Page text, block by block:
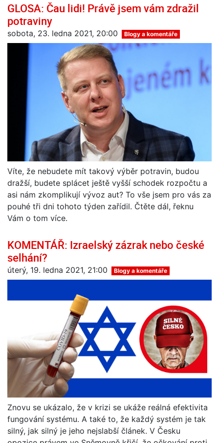
GLOSA: Čau lidi! Právě jsem vám zdražil
potraviny
sobota, 23. ledna 2021, 20:00 Blogy a komentáře
Víte, že nebudete mít takový výběr potravin, budou
dražší, budete splácet ještě vyšší schodek rozpočtu a
asi nám zkomplikují vývoz aut? To vše jsem pro vás za
pouhé tři dni tohoto týden zařídil. Čtěte dál, řeknu
Vám o tom více.
KOMENTÁŘ: Izraelský zázrak nebo české
selhání?
úterý, 19. ledna 2021, 21:00 Blogy a komentáře
Znovu se ukázalo, že v krizi se ukáže reálná efektivita
fungování systému. A také to, že každý systém je tak
silný, jak silný je jeho nejslabší článek. V Česku